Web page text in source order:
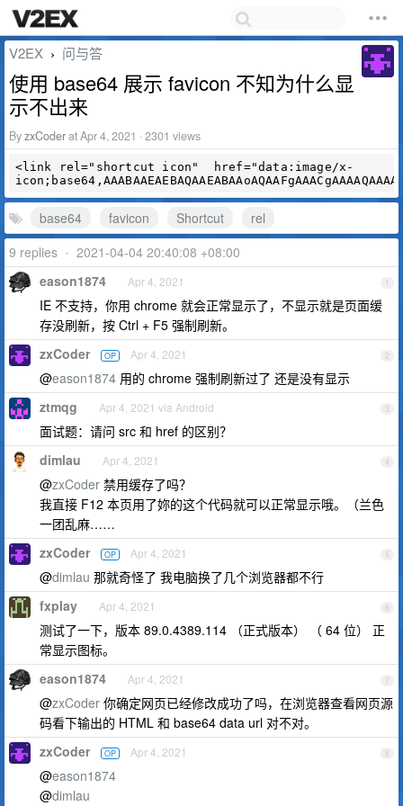
V2EX › 问与答
使用 base64 展示 favicon 不知为什么显
示不出来
ByzxCoderat Apr 4, 2021 · 2301 views
<link rel="shortcut icon"  href="data:image/x-
base64 favicon Shortcut
rel
9 replies • 2021-04-04 20:40:08 +08:00
1
eason1874 Apr 4, 2021
IE 不支持，你用 chrome 就会正常显示了，不显示就是页面缓
存没刷新，按 Ctrl + F5 强制刷新。
2
zxCoder OP Apr 4, 2021
@eason1874 用的 chrome 强制刷新过了 还是没有显示
3
ztmqg Apr 4, 2021 via Android
面试题：请问 src 和 href 的区别？
4
dimlau Apr 4, 2021
@zxCoder 禁用缓存了吗？
我直接 F12 本页用了妳的这个代码就可以正常显示哦。（兰色
一团乱麻……
5
zxCoder OP Apr 4, 2021
@dimlau 那就奇怪了 我电脑换了几个浏览器都不行
6
fxplay Apr 4, 2021
测试了一下，版本 89.0.4389.114 （正式版本） （ 64 位） 正
常显示图标。
7
eason1874 Apr 4, 2021
@zxCoder 你确定网页已经修改成功了吗，在浏览器查看网页源
码看下输出的 HTML 和 base64 data url 对不对。
8
zxCoder OP Apr 4, 2021
@eason1874
@dimlau